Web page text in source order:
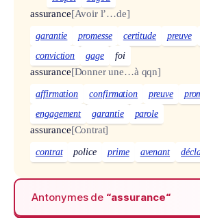
assurance[Avoir l’…de]
garantie promesse certitude preuve
conviction
gage foi
assurance[Donner une…à qqn]
affirmation confirmation preuve
engagement
garantie parole
assurance[Contrat]
contrat police prime avenant
Antonymes de “assurance“